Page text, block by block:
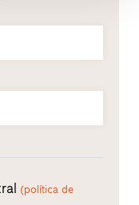
(política de